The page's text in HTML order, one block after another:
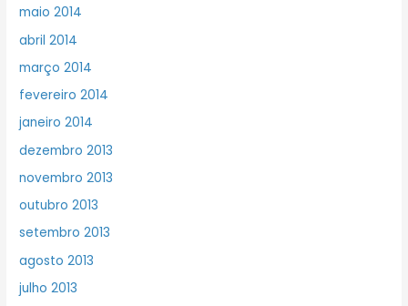
maio 2014
abril 2014
março 2014
fevereiro 2014
janeiro 2014
dezembro 2013
novembro 2013
outubro 2013
setembro 2013
agosto 2013
julho 2013